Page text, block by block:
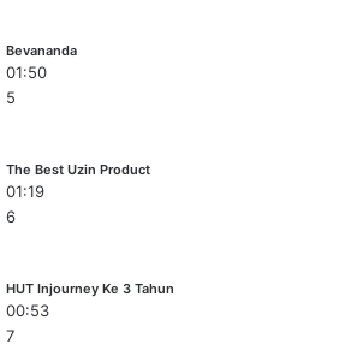
Bevananda
01:50
5
The Best Uzin Product
01:19
6
HUT Injourney Ke 3 Tahun
00:53
7